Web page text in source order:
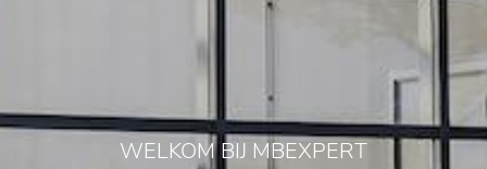
WELKOM BIJ MBEXPERT